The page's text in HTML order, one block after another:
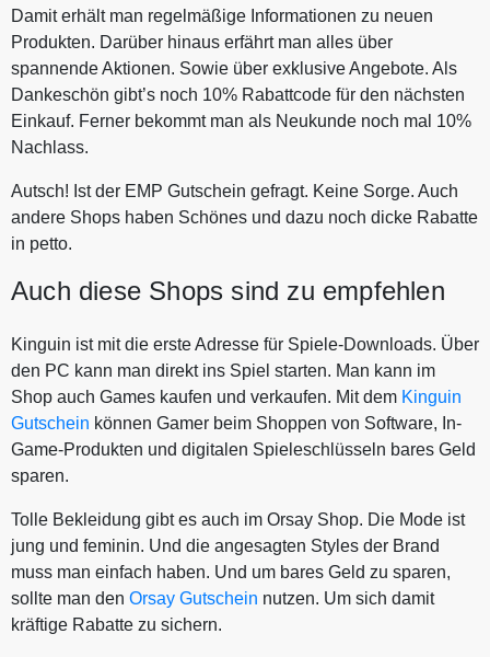
Damit erhält man regelmäßige Informationen zu neuen
Produkten. Darüber hinaus erfährt man alles über
spannende Aktionen. Sowie über exklusive Angebote. Als
Dankeschön gibt’s noch 10% Rabattcode für den nächsten
Einkauf. Ferner bekommt man als Neukunde noch mal 10%
Nachlass.
Autsch! Ist der EMP Gutschein gefragt. Keine Sorge. Auch
andere Shops haben Schönes und dazu noch dicke Rabatte
in petto.
Auch diese Shops sind zu empfehlen
Kinguin ist mit die erste Adresse für Spiele-Downloads. Über
den PC kann man direkt ins Spiel starten. Man kann im
Shop auch Games kaufen und verkaufen. Mit dem Kinguin
Gutschein können Gamer beim Shoppen von Software, In-
Game-Produkten und digitalen Spieleschlüsseln bares Geld
sparen.
Tolle Bekleidung gibt es auch im Orsay Shop. Die Mode ist
jung und feminin. Und die angesagten Styles der Brand
muss man einfach haben. Und um bares Geld zu sparen,
sollte man den Orsay Gutschein nutzen. Um sich damit
kräftige Rabatte zu sichern.